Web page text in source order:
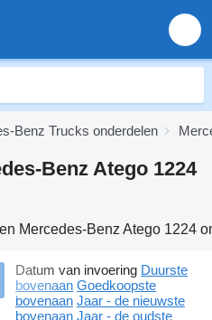
Benz Trucks onderdelen
Benz Atego 1224
Mercedes-Benz Atego 1224
Datum van invoering Duurste
bovenaan Goedkoopste
bovenaan Jaar - de nieuwste
bovenaan Jaar - de oudste